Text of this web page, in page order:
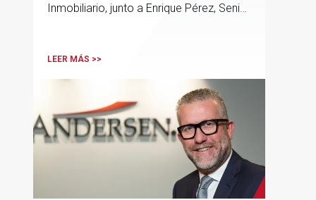
Inmobiliario, junto a Enrique Pérez, Senior
LEER MÁS >>